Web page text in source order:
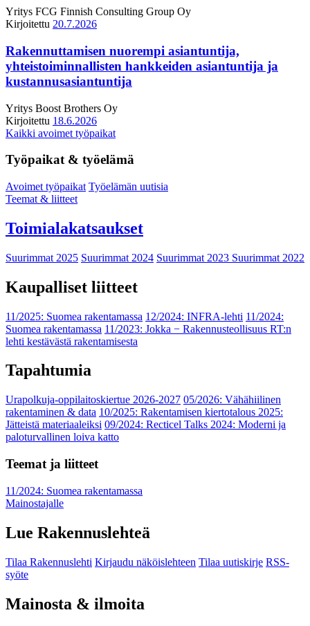
Yritys FCG Finnish Consulting Group Oy
Kirjoitettu 20.7.2026
Rakennuttamisen nuorempi asiantuntija,
yhteistoiminnallisten hankkeiden asiantuntija ja
kustannusasiantuntija
Yritys Boost Brothers Oy
Kirjoitettu 18.6.2026
Kaikki avoimet työpaikat
Työpaikat & työelämä
Avoimet työpaikat Työelämän uutisia
Teemat & liitteet
Toimialakatsaukset
Suurimmat 2025 Suurimmat 2024 Suurimmat 2023 Suurimmat 2022
Kaupalliset liitteet
11/2025: Suomea rakentamassa 12/2024: INFRA-lehti 11/2024:
Suomea rakentamassa 11/2023: Jokka − Rakennusteollisuus RT:n
lehti kestävästä rakentamisesta
Tapahtumia
Urapolkuja-oppilaitoskiertue 2026-2027 05/2026: Vähähiilinen
rakentaminen & data 10/2025: Rakentamisen kiertotalous 2025:
Jätteistä materiaaleiksi 09/2024: Recticel Talks 2024: Moderni ja
paloturvallinen loiva katto
Teemat ja liitteet
11/2024: Suomea rakentamassa
Mainostajalle
Lue Rakennuslehteä
Tilaa Rakennuslehti Kirjaudu näköislehteen Tilaa uutiskirje RSS-
syöte
Mainosta & ilmoita